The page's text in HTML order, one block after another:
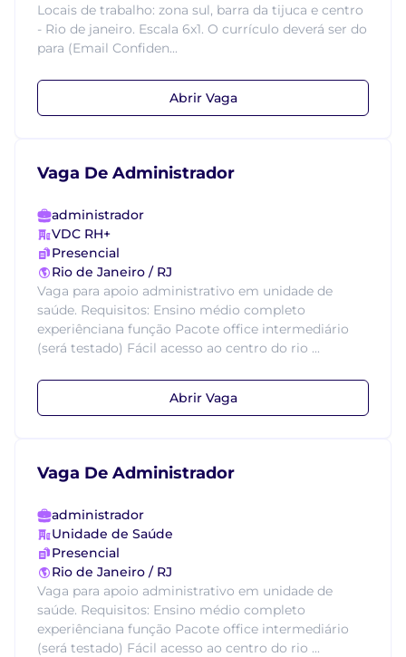
Locais de trabalho: zona sul, barra da tijuca e centro
- Rio de janeiro. Escala 6x1. O currículo deverá ser do
para (Email Confiden...
Abrir Vaga
Vaga De Administrador
administrador
VDC RH+
Presencial
Rio de Janeiro / RJ
Vaga para apoio administrativo em unidade de
saúde. Requisitos: Ensino médio completo
experiênciana função Pacote office intermediário
(será testado) Fácil acesso ao centro do rio ...
Abrir Vaga
Vaga De Administrador
administrador
Unidade de Saúde
Presencial
Rio de Janeiro / RJ
Vaga para apoio administrativo em unidade de
saúde. Requisitos: Ensino médio completo
experiênciana função Pacote office intermediário
(será testado) Fácil acesso ao centro do rio ...